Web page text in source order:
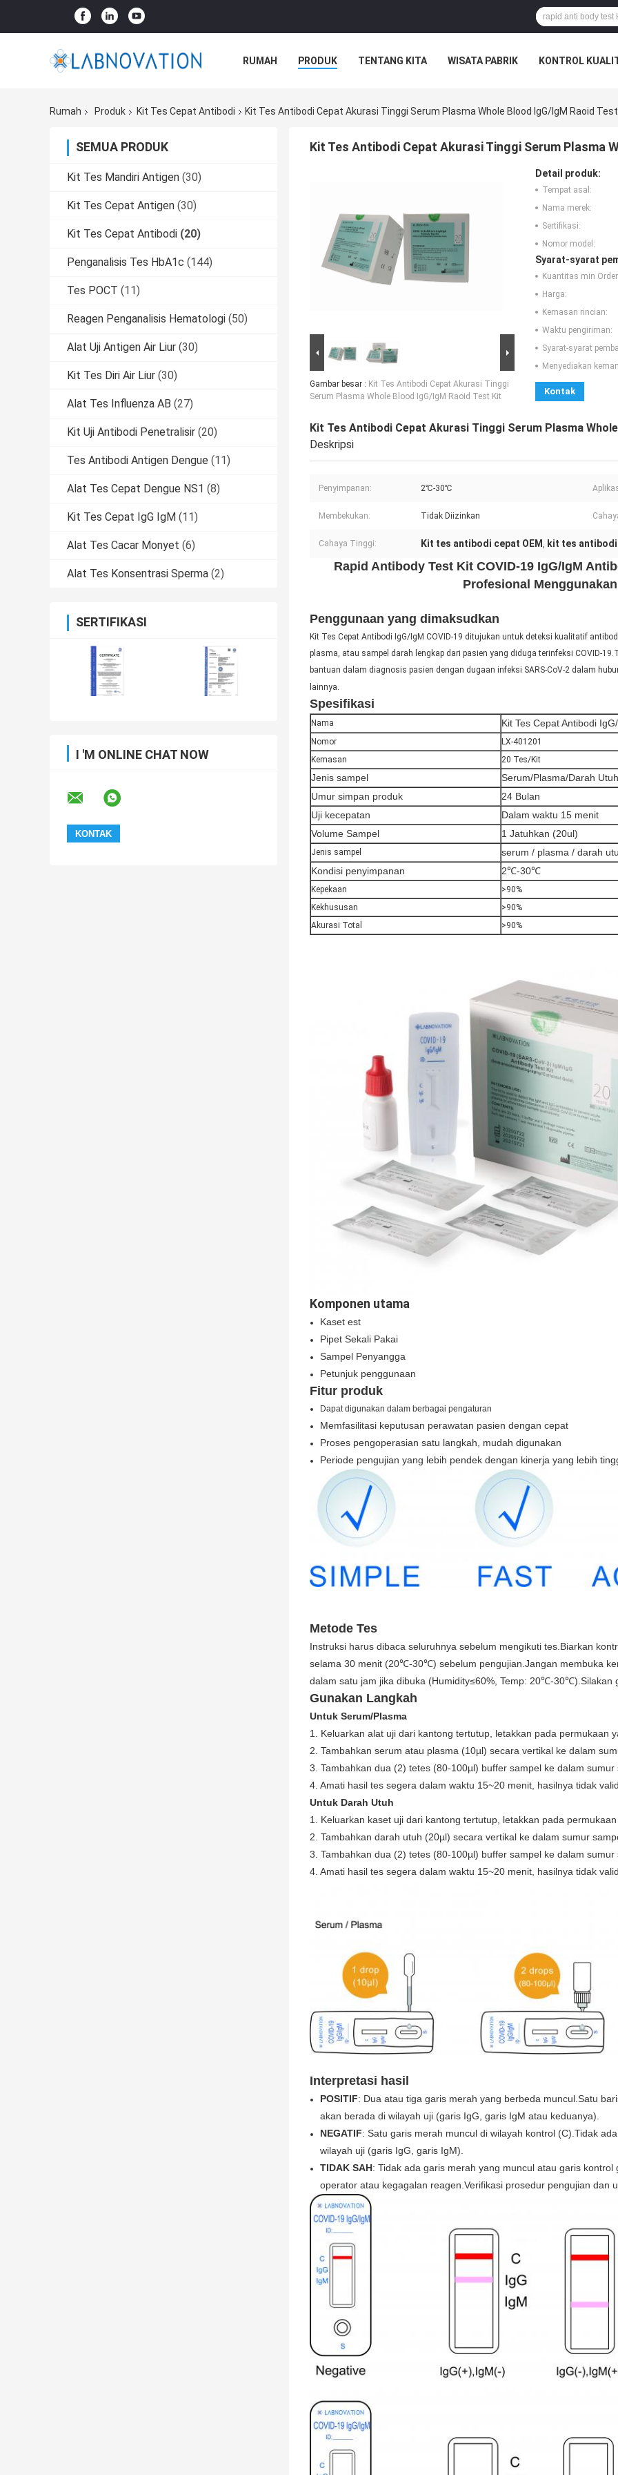
RUMAH PRODUK TENTANG KITA WISATA PABRIK KONTROL
Rumah Produk Kit Tes Cepat Antibodi Kit Tes Antibodi Cepat Akurasi Tinggi Serum Plasma Whole Blood IgG/IgM Raoid
SEMUA PRODUK
Kit Tes Mandiri Antigen (30)
Kit Tes Cepat Antigen (30)
Kit Tes Cepat Antibodi (20)
Penganalisis Tes HbA1c (144)
Tes POCT (11)
Reagen Penganalisis Hematologi (50)
Alat Uji Antigen Air Liur (30)
Kit Tes Diri Air Liur (30)
Alat Tes Influenza AB (27)
Kit Uji Antibodi Penetralisir (20)
Tes Antibodi Antigen Dengue (11)
Alat Tes Cepat Dengue NS1 (8)
Kit Tes Cepat IgG IgM (11)
Alat Tes Cacar Monyet (6)
Alat Tes Konsentrasi Sperma (2)
SERTIFIKASI
I 'M ONLINE CHAT NOW
Kit Tes Antibodi Cepat Akurasi Tinggi Serum Plasma
Gambar besar : Kit Tes Antibodi Cepat Akurasi Tinggi
Serum Plasma Whole Blood IgG/IgM Raoid Test Kit
Detail produk:
Tempat asal:
Nama merek:
Sertifikasi:
Nomor model:
Syarat-syarat
Kuantitas min
Harga:
Kemasan rincian:
Waktu pengiriman:
Syarat-syarat
Menyediakan
Kontak
Kit Tes Antibodi Cepat Akurasi Tinggi Serum Plasma
Deskripsi
Penyimpanan: 2℃-30℃
Membekukan: Tidak Diizinkan
Cahaya Tinggi: Kit tes antibodi cepat OEM , kit tes antibodi
Rapid Antibody Test Kit COVID-19 IgG/IgM
Profesional
Penggunaan yang dimaksudkan
Kit Tes Cepat Antibodi IgG/IgM COVID-19 ditujukan untuk deteksi kualitatif
plasma, atau sampel darah lengkap dari pasien yang diduga terinfeksi COVID-
bantuan dalam diagnosis pasien dengan dugaan infeksi SARS-CoV-2 dalam
lainnya.
Spesifikasi
Nama Kit Tes Cepat Antibodi
Nomor
LX-401201
Kemasan
20 Tes/Kit
Jenis sampel
Serum/Plasma/Darah Utuh
Umur simpan produk
24 Bulan
Uji kecepatan
Dalam waktu 15 menit
Volume Sampel
1 Jatuhkan (20ul)
Jenis sampel
serum / plasma / darah
Kondisi penyimpanan
2℃-30℃
Kepekaan
>90%
Kekhususan
>90%
Akurasi Total
>90%
Komponen utama
Kaset est
Pipet Sekali Pakai
Sampel Penyangga
Petunjuk penggunaan
Fitur produk
Dapat digunakan dalam berbagai pengaturan
Memfasilitasi keputusan perawatan pasien dengan cepat
Proses pengoperasian satu langkah, mudah digunakan
Periode pengujian yang lebih pendek dengan kinerja yang lebih
Metode Tes
Instruksi harus dibaca seluruhnya sebelum mengikuti tes.Biarkan
selama 30 menit (20℃-30℃) sebelum pengujian.Jangan membuka
dalam satu jam jika dibuka (Humidity≤60%, Temp: 20℃-30℃).Silakan
Gunakan Langkah
Untuk Serum/Plasma
1. Keluarkan alat uji dari kantong tertutup, letakkan pada permukaan
2. Tambahkan serum atau plasma (10µl) secara vertikal ke dalam
3. Tambahkan dua (2) tetes (80-100µl) buffer sampel ke dalam sumur
4. Amati hasil tes segera dalam waktu 15~20 menit, hasilnya tidak
Untuk Darah Utuh
1. Keluarkan kaset uji dari kantong tertutup, letakkan pada
2. Tambahkan darah utuh (20µl) secara vertikal ke dalam sumur
3. Tambahkan dua (2) tetes (80-100µl) buffer sampel ke dalam sumur
4. Amati hasil tes segera dalam waktu 15~20 menit, hasilnya tidak
Interpretasi hasil
POSITIF: Dua atau tiga garis merah yang berbeda muncul.Satu
akan berada di wilayah uji (garis IgG, garis IgM atau keduanya).
NEGATIF: Satu garis merah muncul di wilayah kontrol (C).Tidak
wilayah uji (garis IgG, garis IgM).
TIDAK SAH: Tidak ada garis merah yang muncul atau garis
operator atau kegagalan reagen.Verifikasi prosedur pengujian dan